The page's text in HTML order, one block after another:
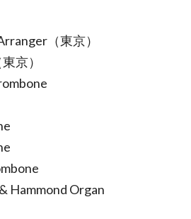
（東京）
京）
Hammond Organ